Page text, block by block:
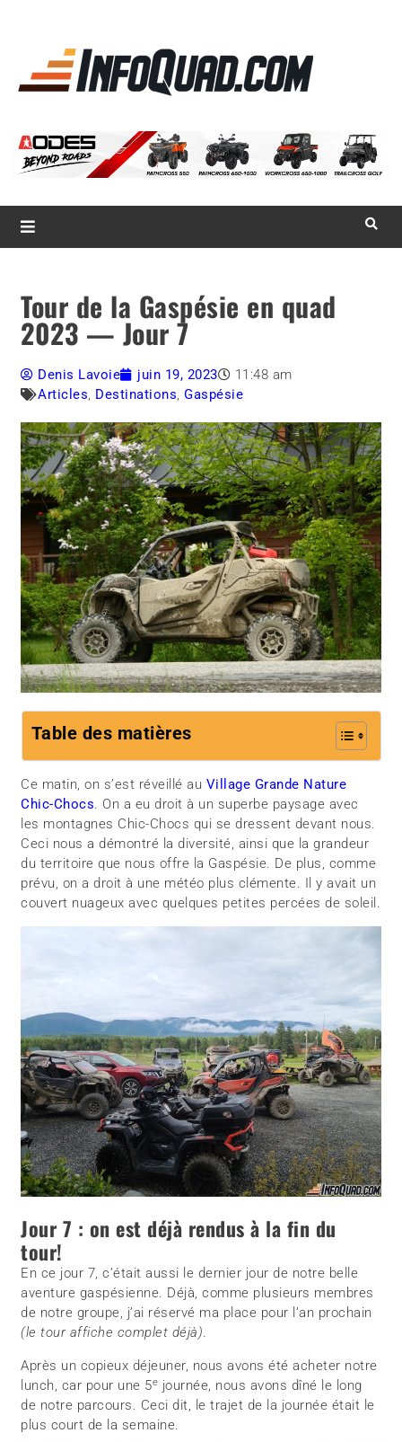
Magazine InfoQuad.com
Tour de la Gaspésie en quad
2023 — Jour 7
Denis Lavoie juin 19, 2023
11:48 am
Articles, Destinations,Gaspésie
Table des matières
Ce matin, on s’est réveillé au Village Grande Nature
Chic-Chocs. On a eu droit à un superbe paysage avec
les montagnes Chic-Chocs qui se dressent devant nous.
Ceci nous a démontré la diversité, ainsi que la grandeur
du territoire que nous offre la Gaspésie. De plus, comme
prévu, on a droit à une météo plus clémente. Il y avait un
couvert nuageux avec quelques petites percées de soleil.
Jour 7 : on est déjà rendus à la fin du
tour!
En ce jour 7, c’était aussi le dernier jour de notre belle
aventure gaspésienne. Déjà, comme plusieurs membres
de notre groupe, j’ai réservé ma place pour l’an prochain
(le tour affiche complet déjà).
Après un copieux déjeuner, nous avons été acheter notre
lunch, car pour une 5e journée, nous avons dîné le long
de notre parcours. Ceci dit, le trajet de la journée était le
plus court de la semaine.